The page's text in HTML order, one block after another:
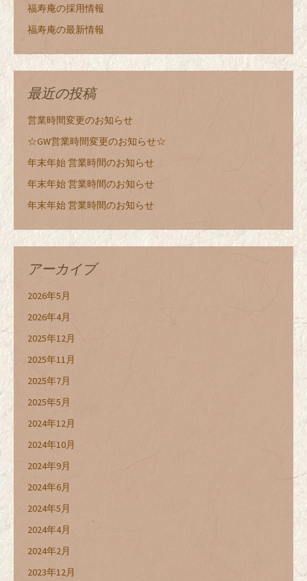
福寿庵の採用情報
福寿庵の最新情報
最近の投稿
営業時間変更のお知らせ
☆GW営業時間変更のお知らせ☆
年末年始 営業時間のお知らせ
年末年始 営業時間のお知らせ
年末年始 営業時間のお知らせ
アーカイブ
2026年5月
2026年4月
2025年12月
2025年11月
2025年7月
2025年5月
2024年12月
2024年10月
2024年9月
2024年6月
2024年5月
2024年4月
2024年2月
2023年12月